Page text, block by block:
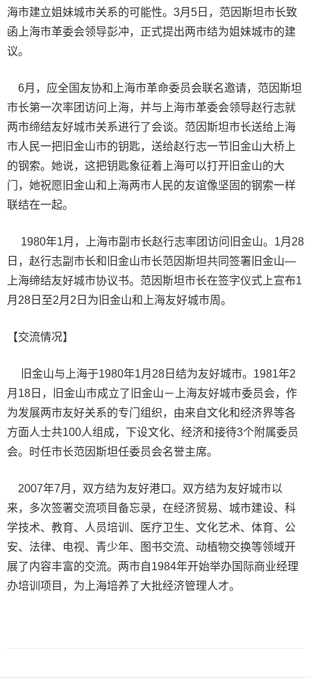
海市建立姐妹城市关系的可能性。3月5日，范因斯坦市长致
函上海市革委会领导彭冲，正式提出两市结为姐妹城市的建
议。
6月，应全国友协和上海市革命委员会联名邀请，范因斯坦
市长第一次率团访问上海，并与上海市革委会领导赵行志就
两市缔结友好城市关系进行了会谈。范因斯坦市长送给上海
市人民一把旧金山市的钥匙，送给赵行志一节旧金山大桥上
的钢索。她说，这把钥匙象征着上海可以打开旧金山的大
门，她祝愿旧金山和上海两市人民的友谊像坚固的钢索一样
联结在一起。
1980年1月，上海市副市长赵行志率团访问旧金山。1月28
日，赵行志副市长和旧金山市长范因斯坦共同签署旧金山—
上海缔结友好城市协议书。范因斯坦市长在签字仪式上宣布1
月28日至2月2日为旧金山和上海友好城市周。
【交流情况】
旧金山与上海于1980年1月28日结为友好城市。1981年2
月18日，旧金山市成立了旧金山－上海友好城市委员会，作
为发展两市友好关系的专门组织，由来自文化和经济界等各
方面人士共100人组成，下设文化、经济和接待3个附属委员
会。时任市长范因斯坦任委员会名誉主席。
2007年7月，双方结为友好港口。双方结为友好城市以
来，多次签署交流项目备忘录，在经济贸易、城市建设、科
学技术、教育、人员培训、医疗卫生、文化艺术、体育、公
安、法律、电视、青少年、图书交流、动植物交换等领域开
展了内容丰富的交流。两市自1984年开始举办国际商业经理
办培训项目，为上海培养了大批经济管理人才。